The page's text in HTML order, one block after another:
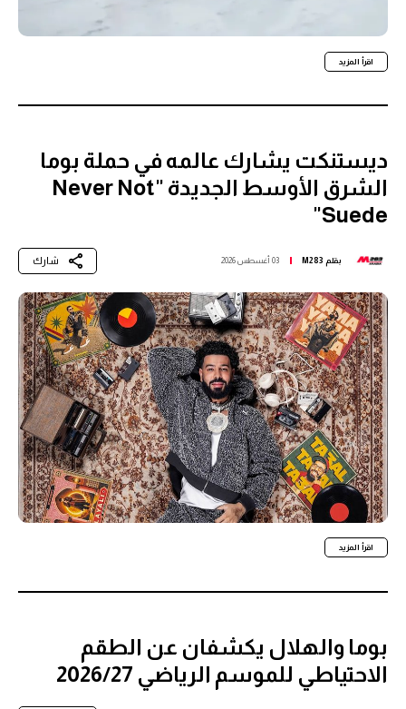
اقرأ المزيد
ديستنكت يشارك عالمه في حملة بوما
الشرق الأوسط الجديدة "Never Not
Suede"
بقلم M283 03 أغسطس 2026 شارك
اقرأ المزيد
بوما والهلال يكشفان عن الطقم
الاحتياطي للموسم الرياضي 2026/27